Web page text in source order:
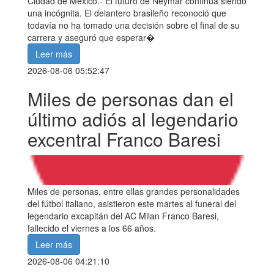
una incógnita. El delantero brasileño reconoció que
todavía no ha tomado una decisión sobre el final de su
carrera y aseguró que esperar�
Leer más
2026-08-06 05:52:47
Miles de personas dan el
último adiós al legendario
excentral Franco Baresi
Miles de personas, entre ellas grandes personalidades
del fútbol italiano, asistieron este martes al funeral del
legendario excapitán del AC Milan Franco Baresi,
fallecido el viernes a los 66 años.
Leer más
2026-08-06 04:21:10